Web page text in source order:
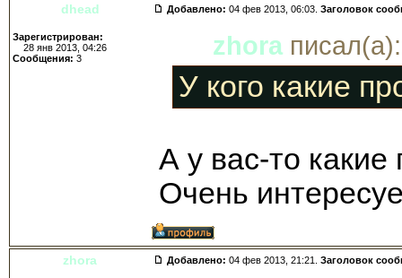
dhead Добавлено: 04 фев 2013, 06:03. Заголовок
Зарегистрирован:
28 янв 2013, 04:26
Сообщения: 3 zhora писал(а):
У кого какие
А у вас-то
Очень
zhora Добавлено: 04 фев 2013, 21:21. Заголовок